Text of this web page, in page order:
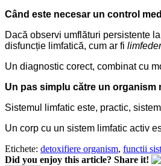
Când este necesar un control
Dacă observi umflături persistente
disfuncție limfatică, cum ar fi
Un diagnostic corect, combinat cu
Un pas simplu către un organism
Sistemul limfatic este, practic,
Un corp cu un sistem limfatic activ
Etichete: detoxifiere organism, functii
Did you enjoy this article? Share it!